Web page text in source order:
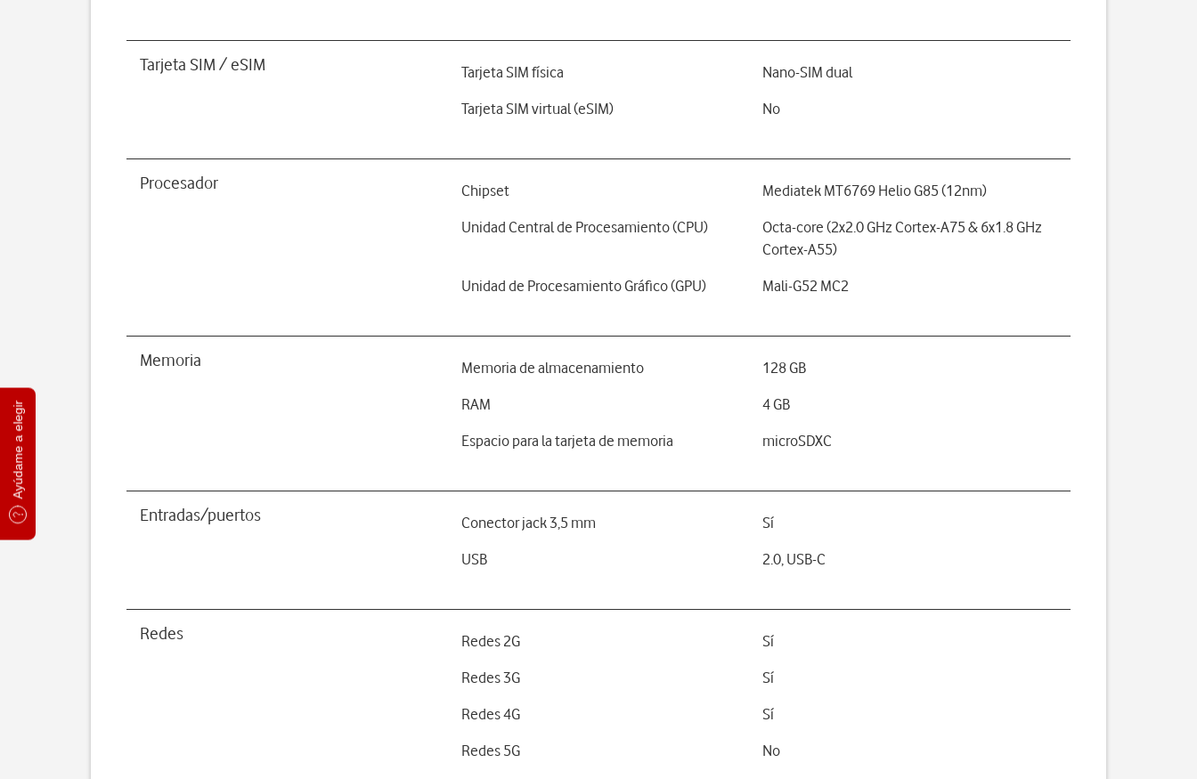
Ayúdame a elegir
Tarjeta SIM / eSIM Tarjeta SIM física Nano-SIM dual
Tarjeta SIM virtual (eSIM) No
Procesador Chipset Mediatek MT6769 Helio G85 (12nm)
Unidad Central de Procesamiento (CPU)
Octa-core (2x2.0 GHz Cortex-A75 & 6x1.8 GHz
Cortex-A55)
Unidad de Procesamiento Gráfico (GPU) Mali-G52 MC2
Memoria Memoria de almacenamiento 128 GB
RAM 4 GB
Espacio para la tarjeta de memoria microSDXC
Entradas/puertos Conector jack 3,5 mm Sí
USB 2.0, USB-C
Redes Redes 2G Sí
Redes 3G Sí
Redes 4G Sí
Redes 5G No